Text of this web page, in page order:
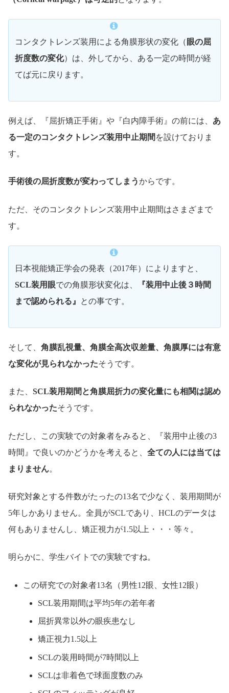
コンタクトレンズ装用による角膜形状の変化（ 眼の屈
折度数の変化）は、外してから、ある一定の時間が経
てば元に戻ります。
例えば、『屈折矯正手術』や『白内障手術』の前には、 あ
る一定のコンタクトレンズ装用中止期間 を設けておりま
す。
手術後の屈折度数が変わってしまうからです。
ただ、そのコンタクトレンズ装用中止期間はさまざまで
す。
日本視能矯正学会の発表（2017年）によりますと、
SCL装用眼での角膜形状変化は、
『装用中止後３時間
まで認められる』
との事です。
そして、 角膜乱視量、角膜全高次収差量、角膜厚には有意
な変化が見られなかったそうです。
また、 SCL装用期間と角膜屈折力の変化量にも相関は認め
られなかったそうです。
ただし、この実験での対象者をみると、『装用中止後の3
時間』で良いのかどうかを考えると、 全ての人には当ては
まりません。
研究対象とする件数がたったの13名で少なく、装用期間が
5年しかありません。全員がSCLであり、HCLのデータは
何もありませんし、矯正視力が1.5以上・・・等々。
明らかに、学生バイトでの実験ですね。
この研究での対象者13名（男性12眼、女性12眼）
SCL装用期間は平均5年の若年者
屈折異常以外の眼疾患なし
矯正視力1.5以上
SCLの装用時間が7時間以上
SCLは非着色で球面度数のみ